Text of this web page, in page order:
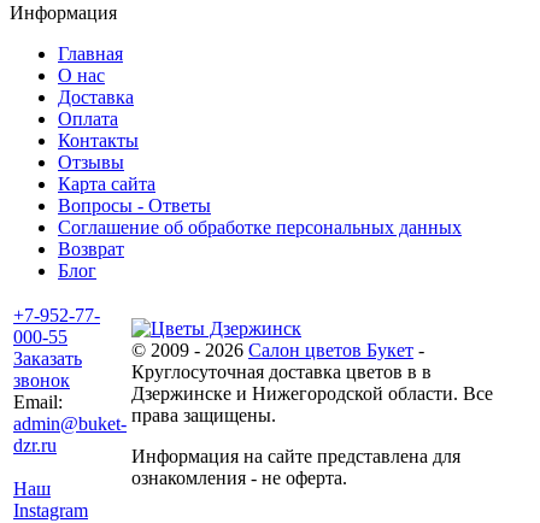
Информация
Главная
О нас
Доставка
Оплата
Контакты
Отзывы
Карта сайта
Вопросы - Ответы
Соглашение об обработке персональных данных
Возврат
Блог
+7-952-77-
000-55
Заказать
звонок
Email:
admin@buket-
dzr.ru
Наш
Instagram
© 2009 - 2026 Салон цветов Букет -
Круглосуточная доставка цветов в в
Дзержинске и Нижегородской области. Все
права защищены.
Информация на сайте представлена для
ознакомления - не оферта.